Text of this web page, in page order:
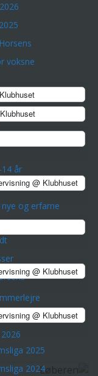
voksne
år
og erfarne
2025
2024
@ Klubhuset
@ Klubhuset
@ Klubhuset